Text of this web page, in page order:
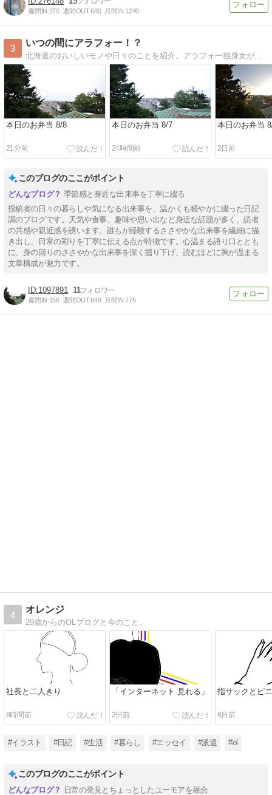
週間IN:270 週間OUT:680 月間IN:1240
3
いつの間にアラフォー！？
北海道のおいしいモノや日々のことを紹介。アラフォー独身女が日々感じたこと、読書日記なども載せています。
本日のお弁当 8/8
21分前
本日のお弁当 8/7
24時間前
本日のお弁当
2日前
このブログのここがポイント
季節感と身近な出来事を丁寧に綴る
投稿者の日々の暮らしや気になる出来事を、温かくも軽やかに綴った日記
調のブログです。天気や食事、趣味や思い出など身近な話題が多く、読者
の共感や親近感を誘います。誰もが経験するささやかな出来事を繊細に描
き出し、日常の彩りを丁寧に伝える点が特徴です。心温まる語り口ととも
に、身の回りのささやかな出来事を深く掘り下げ、読むほどに胸が温まる
文章構成が魅力です。
1097891 11
週間IN:156 週間OUT:648 月間IN:776
4
オレンジ
29歳からのOLブログと今のこと。
社長と二人きり
8時間前
「インターネット 見れる」
2日前
指サックとビ
8日前
#イラスト #日記 #生活 #暮らし #エッセイ #派遣 #ol
このブログのここがポイント
日常の発見とちょっとしたユーモアを融合